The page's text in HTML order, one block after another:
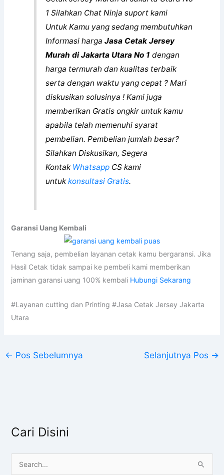
1 Silahkan Chat Ninja suport kami
Untuk Kamu yang sedang membutuhkan
Informasi harga Jasa Cetak Jersey
Murah di Jakarta Utara No 1 dengan
harga termurah dan kualitas terbaik
serta dengan waktu yang cepat ? Mari
diskusikan solusinya ! Kami juga
memberikan Gratis ongkir untuk kamu
apabila telah memenuhi syarat
pembelian. Pembelian jumlah besar?
Silahkan Diskusikan, Segera
Kontak Whatsapp CS kami
untukkonsultasi Gratis.
Garansi Uang Kembali
Tenang saja, pembelian layanan cetak kamu bergaransi. Jika
Hasil Cetak tidak sampai ke pembeli kami memberikan
jaminan garansi uang 100% kembali Hubungi Sekarang
#Layanan cutting dan Printing #Jasa Cetak Jersey Jakarta
Utara
← Pos Sebelumnya Selanjutnya Pos →
Cari Disini